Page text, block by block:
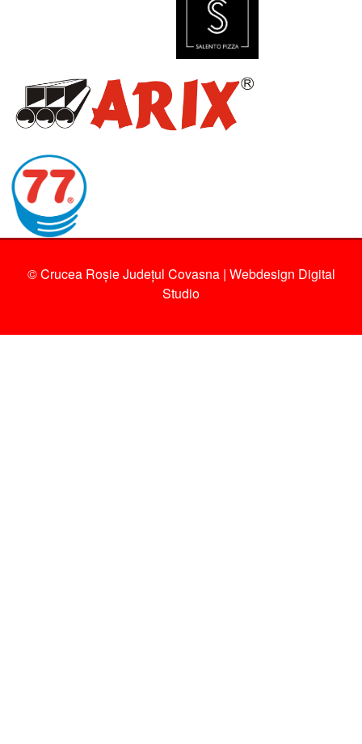
© Crucea Roșie Județul Covasna | Webdesign Digital
Studio